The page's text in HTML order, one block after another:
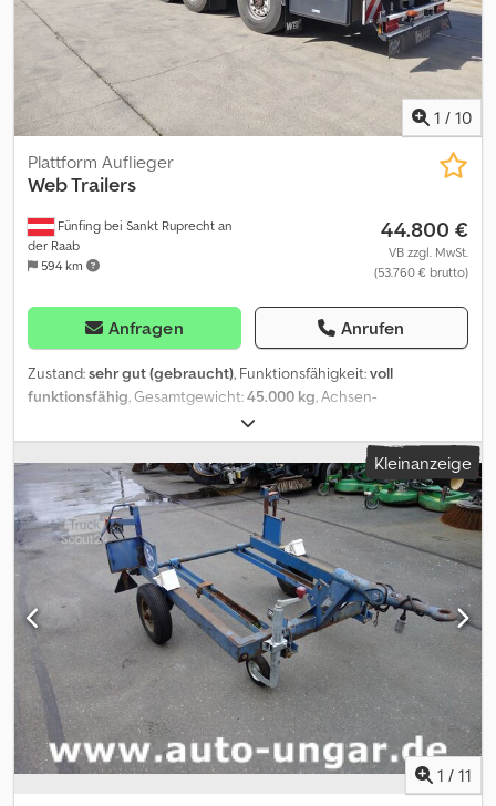
1 / 10
Fünfing bei Sankt Ruprecht an
der Raab
594 km
Plattform Auflieger
Web Trailers
44.800 €
VB zzgl. MwSt.
(53.760 € brutto)
Anfragen Anrufen
Zustand:sehr gut (gebraucht), Funktionsfähigkeit:voll
funktionsfähig, Gesamtgewicht:45.000 kg, Achsen-
, Erstzulassung:
(TÜV):11/2026, Baujahr:2023, Web Trailer Telesattel Baujahr 2023
sehr wenig gebraucht Teleskopierbar + 7,9Meter,
Überbreiteneinrichtung Rungentaschen aussen und Innen, inkl.
12 Rungen verzinkt Dodpfeyx H Nijx Ai Uskr 3.Achse
nachlaufgelenkt 1.Achse Liftachse Sehr wenig gebraucht/
neuwertig
Kleinanzeige
1 / 11